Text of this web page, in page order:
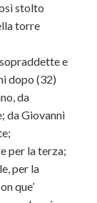
stolto
torre
e
dopo (32)
da
da Giovanni
per la terza;
per la
que’